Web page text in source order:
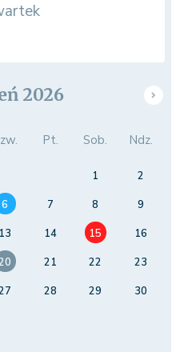
2026
Pt. Sob. Ndz.
1
2
6 7 8
9
13 14 15
16
21 22
23
28 29
30